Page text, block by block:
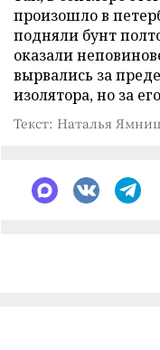
произошло в
подняли бунт
оказали
вырвались за
изолятора, но за
Текст: Наталья